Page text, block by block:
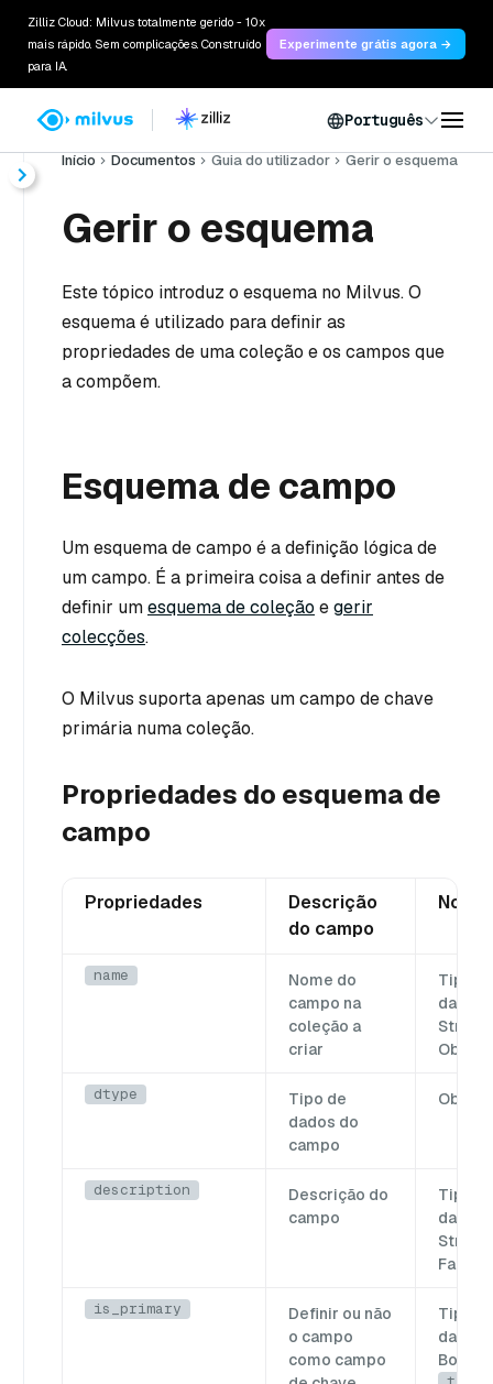
Zilliz Cloud: Milvus totalmente gerido - 10x
mais rápido. Sem complicações. Construído
para IA.
Experimente grátis agora →
Português
Início Documentos Guia do utilizador Gerir o esquema
Gerir o esquema
Este tópico introduz o esquema no Milvus. O
esquema é utilizado para definir as
propriedades de uma coleção e os campos que
a compõem.
Esquema de campo
Um esquema de campo é a definição lógica de
um campo. É a primeira coisa a definir antes de
definir umesquema de coleção egerir
colecções.
O Milvus suporta apenas um campo de chave
primária numa coleção.
Propriedades do esquema de
campo
Propriedades
Descrição
do campo
Nota
name
Nome do
campo na
coleção a
criar
Tipo
dados:
String.
dtype
Tipo de
dados do
campo
description
Descrição do
campo
Tipo
dados:
String.
is_primary
Definir ou não
o campo
como campo
Tipo
dados: